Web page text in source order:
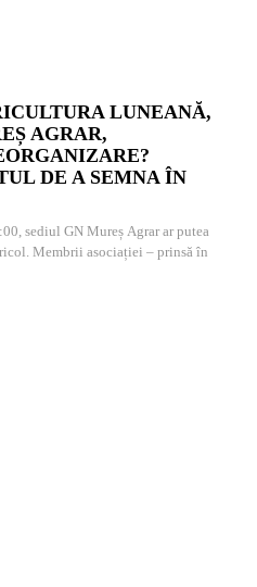
LUNEANĂ,
AGRAR,
DE A SEMNA ÎN
sediul GN Mureș Agrar ar putea
Membrii asociației – prinsă în